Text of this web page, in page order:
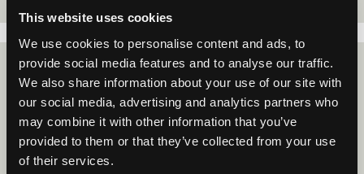
This website uses cookies
We use cookies to personalise content and ads, to
provide social media features and to analyse our traffic.
We also share information about your use of our site with
our social media, advertising and analytics partners who
may combine it with other information that you’ve
provided to them or that they’ve collected from your use
of their services.
Belgique
-
Turkiye
Red Devils - UEFA Nations League qualifier